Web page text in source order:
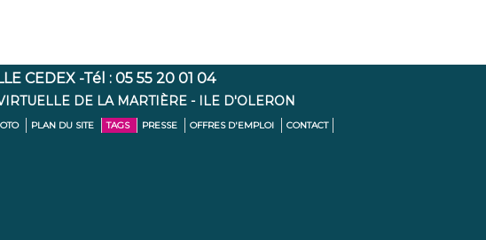
CEDEX -Tél : 05 55 20 01 04
DE LA MARTIÈRE - ILE D'OLERON
PLAN DU SITE TAGS PRESSE OFFRES D'EMPLOI CONTACT